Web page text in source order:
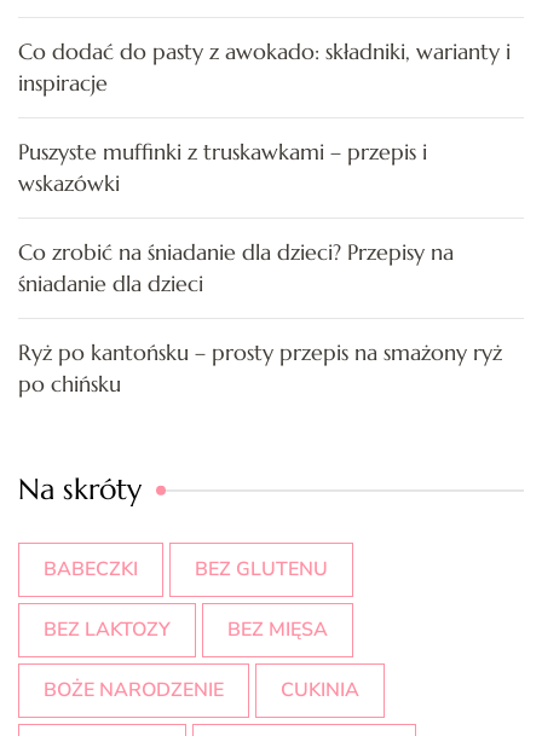
Co dodać do pasty z awokado: składniki, warianty i
inspiracje
Puszyste muffinki z truskawkami – przepis i
wskazówki
Co zrobić na śniadanie dla dzieci? Przepisy na
śniadanie dla dzieci
Ryż po kantońsku – prosty przepis na smażony ryż
po chińsku
Na skróty
BABECZKI BEZ GLUTENU
BEZ LAKTOZY BEZ MIĘSA
BOŻE NARODZENIE CUKINIA